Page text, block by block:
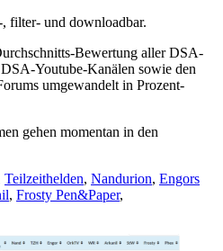
filter- und downloadbar.
Bewertung aller DSA-
Youtube-Kanälen sowie den
umgewandelt in Prozent-
gehen momentan in den
Teilzeithelden, Nandurion, Engors
, Frosty Pen&Paper,